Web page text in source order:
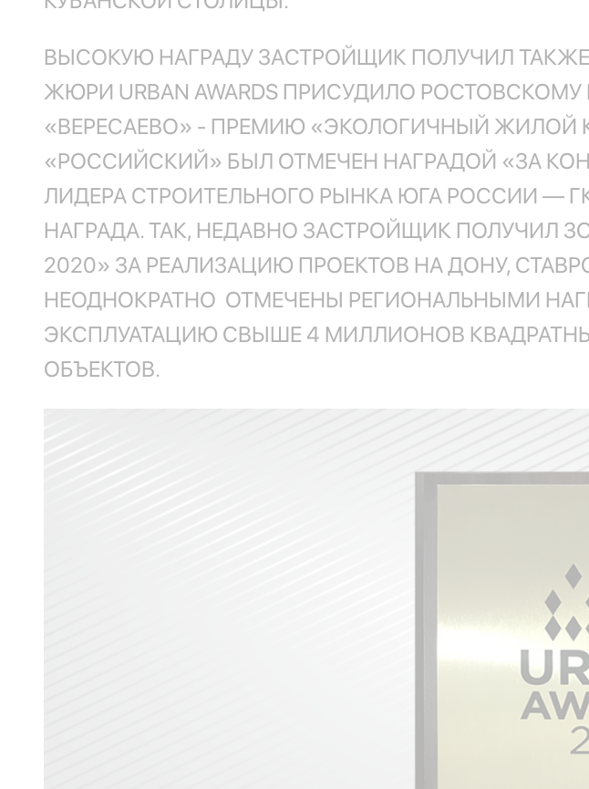
ВЫСОКУЮ НАГРАДУ ЗАСТРОЙЩИК ПОЛУЧИЛ
ЖЮРИ URBAN AWARDS ПРИСУДИЛО
«ВЕРЕСАЕВО» - ПРЕМИЮ «ЭКОЛОГИЧНЫЙ ЖИЛОЙ
«РОССИЙСКИЙ» БЫЛ ОТМЕЧЕН НАГРАДОЙ «ЗА
ЛИДЕРА СТРОИТЕЛЬНОГО РЫНКА ЮГА РОССИИ —
НАГРАДА. ТАК, НЕДАВНО ЗАСТРОЙЩИК ПОЛУЧИЛ
2020» ЗА РЕАЛИЗАЦИЮ ПРОЕКТОВ НА ДОНУ,
НЕОДНОКРАТНО ОТМЕЧЕНЫ РЕГИОНАЛЬНЫМИ
ЭКСПЛУАТАЦИЮ СВЫШЕ 4 МИЛЛИОНОВ
ОБЪЕКТОВ.